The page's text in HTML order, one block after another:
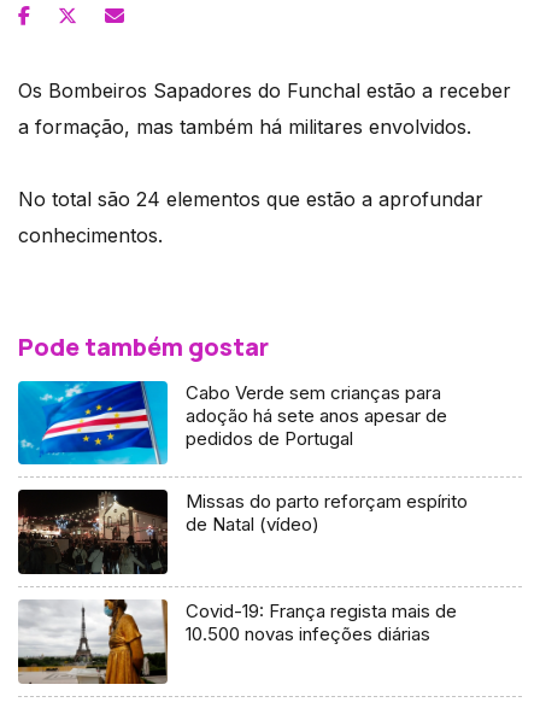
Os Bombeiros Sapadores do Funchal estão a receber
a formação, mas também há militares envolvidos.
No total são 24 elementos que estão a aprofundar
conhecimentos.
Pode também gostar
Cabo Verde sem crianças para
adoção há sete anos apesar de
pedidos de Portugal
Missas do parto reforçam espírito
de Natal (vídeo)
Covid-19: França regista mais de
10.500 novas infeções diárias